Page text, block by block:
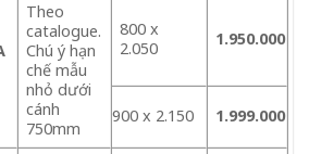
Theo
catalogue.
Chú ý hạn
chế mẫu
nhỏ dưới
cánh
750mm
800 x
2.050
1.950.000
900 x 2.150 1.999.000